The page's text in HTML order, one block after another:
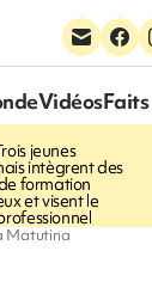
Vidéos
jeunes
intègrent des
formation
et visent le
Matutina